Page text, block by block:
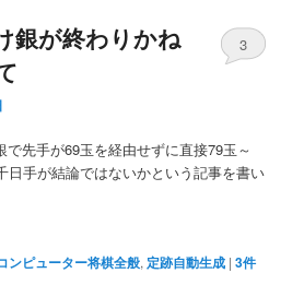
銀が終わりかね
3
先手が69玉を経由せずに直接79玉～
日手が結論ではないかという記事を書い
ンピューター将棋全般, 定跡自動生成 |3件